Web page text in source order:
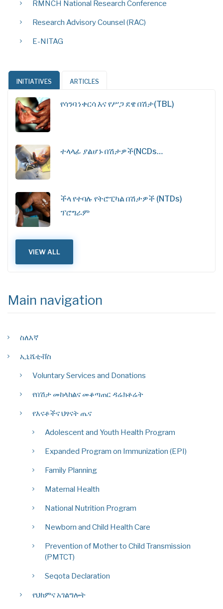
RMNCH National Research Conference
Research Advisory Counsel (RAC)
E-NITAG
INITIATIVES ARTICLES
የሳንባ ነቀርሳ እና የሥጋ ደዌ በሽታ(TBL)
ተላላፊ ያልሆኑ በሽታዎች(NCDs…
ችላ የተባሉ የትሮፒካል በሽታዎች (NTDs)
ፕሮግራም
VIEW ALL
Main navigation
ስለእኛ
ኢኒሼቲቭስ
Voluntary Services and Donations
የበሽታ መከላከልና መቆጣጠር ዳሬክቶሬት
የእናቶችና ህፃናት ጤና
Adolescent and Youth Health Program
Expanded Program on Immunization (EPI)
Family Planning
Maternal Health
National Nutrition Program
Newborn and Child Health Care
Prevention of Mother to Child Transmission
(PMTCT)
Seqota Declaration
የህክምና አገልግሎት